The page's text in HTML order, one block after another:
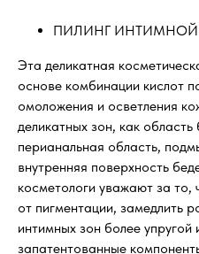
ПИЛИНГ
Эта деликатная
основе комбинации кислот
омоложения и осветления
деликатных зон, как
перианальная область,
внутренняя поверхность
косметологи уважают за то,
от пигментации, замедлить
интимных зон более упругой
запатентованные